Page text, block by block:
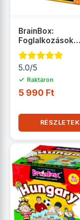
BrainBox:
Foglalkozások
társasjáték
5.0/5
✓ Raktáron
5 990 Ft
RÉSZLETEK